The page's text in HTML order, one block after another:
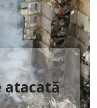
atacată